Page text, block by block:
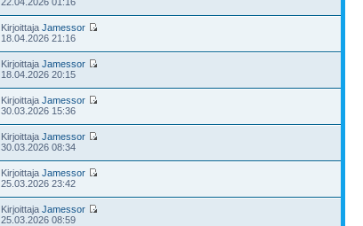
KirjoittajaJamessor
18.04.2026 21:16
KirjoittajaJamessor
18.04.2026 20:15
KirjoittajaJamessor
30.03.2026 15:36
KirjoittajaJamessor
30.03.2026 08:34
KirjoittajaJamessor
25.03.2026 23:42
KirjoittajaJamessor
25.03.2026 08:59